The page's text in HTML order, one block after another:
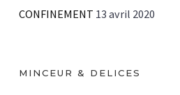
CONFINEMENT 13 avril 2020
MINCEUR & DELICES